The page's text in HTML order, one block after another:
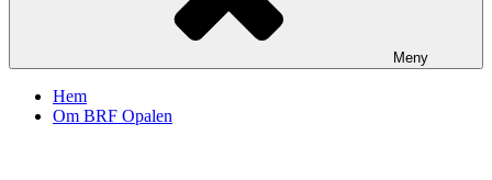
Meny
Hem
Om BRF Opalen